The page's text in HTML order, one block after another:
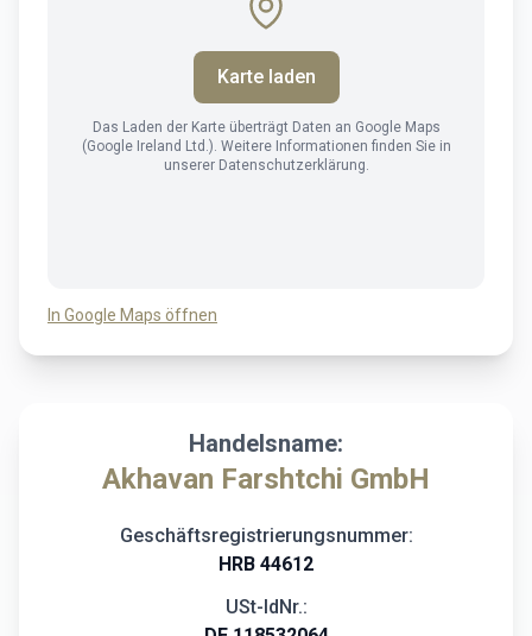
Karte laden
Das Laden der Karte überträgt Daten an Google Maps
(Google Ireland Ltd.). Weitere Informationen finden Sie in
unserer Datenschutzerklärung.
In Google Maps öffnen
Handelsname:
Akhavan Farshtchi GmbH
Geschäftsregistrierungsnummer:
HRB 44612
USt-IdNr.: